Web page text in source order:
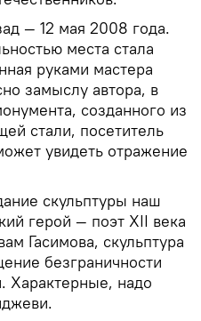
— 12 мая 2008 года.
места стала
руками мастера
замыслу автора, в
созданного из
стали, посетитель
увидеть отражение
скульптуры наш
герой — поэт XII века
Гасимова, скульптура
безграничности
Характерные, надо